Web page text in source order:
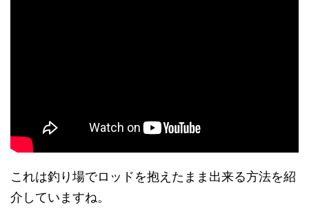
これは釣り場でロッドを抱えたまま出来る方法を紹
介していますね。